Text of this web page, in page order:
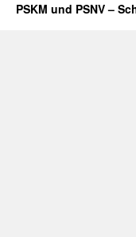
PSKM und PSNV –